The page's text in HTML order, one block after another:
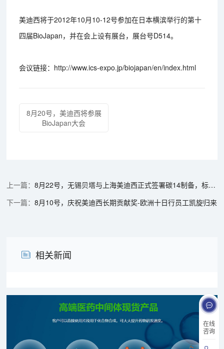
在线
咨询
美迪西将于2012年10月10-12号参加在日本横滨举行的第十
四届BioJapan，并在会上设有展台，展台号D514。
会议链接：http://www.ics-expo.jp/biojapan/en/index.html
8月20号，美迪西将参展
BioJapan大会
8月22号，无锡贝塔与上海美迪西正式签署碳14制备，标记和动物实验合作协议
8月10号，庆祝美迪西长期贡献奖-欧洲十日行员工凯旋归来
相关新闻